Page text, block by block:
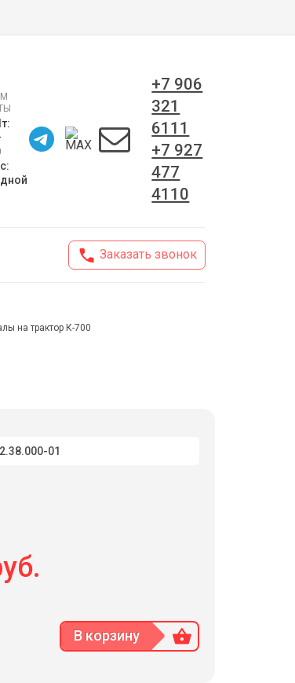
+7 906
321
6111
+7 927
477
4110
Заказать звонок
на трактор К-700
01
В корзину